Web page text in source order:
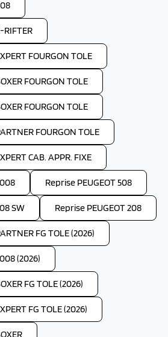
RIFTER
FOURGON TOLE
FOURGON TOLE
FOURGON TOLE
FOURGON TOLE
CAB. APPR. FIXE
Reprise PEUGEOT 508
SW Reprise PEUGEOT 208
FG TOLE (2026)
(2026)
FG TOLE (2026)
FG TOLE (2026)